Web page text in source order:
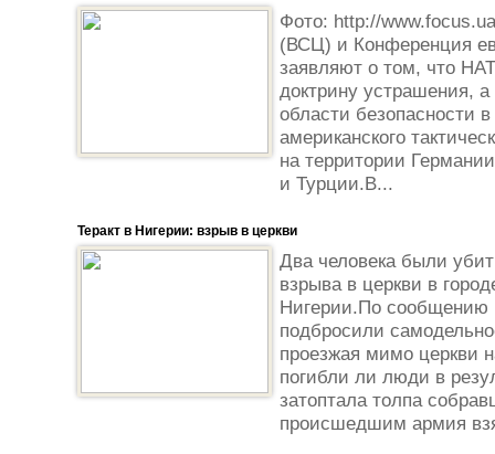
Фото: http://
(ВСЦ) и Конференция
заявляют о том, что
доктрину устрашения, а
области безопасности
американского
на территории
и Турции.В...
Теракт в Нигерии: взрыв в церкви
Два человека были
взрыва в церкви в
Нигерии.По сообщению
подбросили
проезжая мимо церкви
погибли ли люди в
затоптала толпа
происшедшим армия